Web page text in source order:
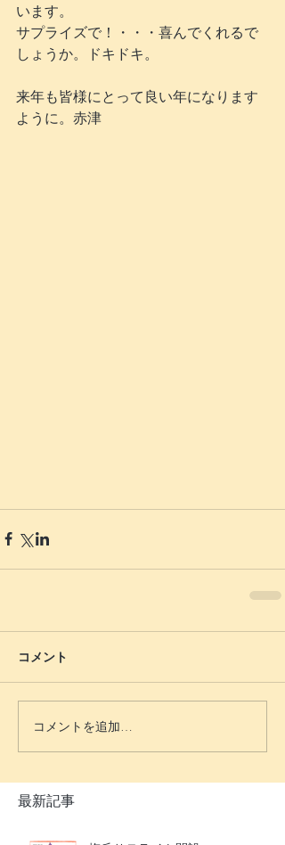
います。
サプライズで！・・・喜んでくれるで
しょうか。ドキドキ。
来年も皆様にとって良い年になります
ように。赤津
コメント
コメントを追加…
最新記事